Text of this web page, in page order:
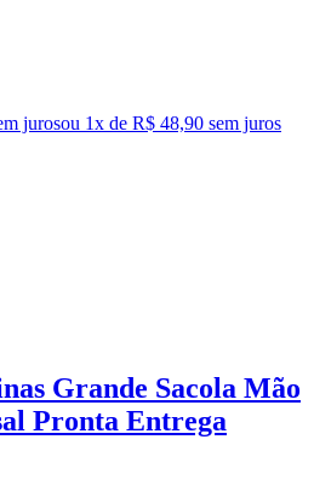
jurosou 1x de R$ 48,90 sem juros
Grande Sacola Mão
Pronta Entrega